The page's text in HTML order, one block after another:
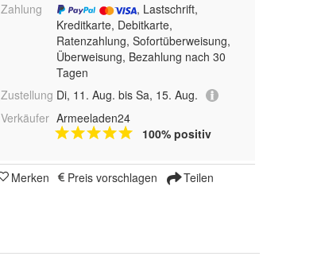
Zahlung
, Lastschrift,
Kreditkarte, Debitkarte,
Ratenzahlung, Sofortüberweisung,
Überweisung, Bezahlung nach 30
Tagen
Zustellung Di, 11. Aug. bis Sa, 15. Aug.
Verkäufer Armeeladen24
100% positiv
Merken Preis vorschlagen Teilen